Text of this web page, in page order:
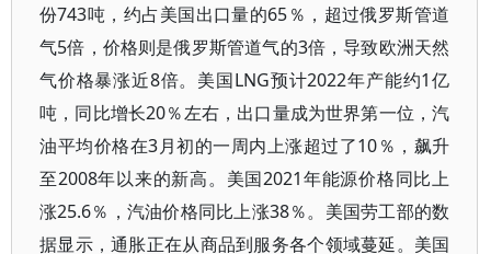
份743吨，约占美国出口量的65％，超过俄罗斯管道
气5倍，价格则是俄罗斯管道气的3倍，导致欧洲天然
气价格暴涨近8倍。美国LNG预计2022年产能约1亿
吨，同比增长20％左右，出口量成为世界第一位，汽
油平均价格在3月初的一周内上涨超过了10％，飙升
至2008年以来的新高。美国2021年能源价格同比上
涨25.6％，汽油价格同比上涨38％。美国劳工部的数
据显示，通胀正在从商品到服务各个领域蔓延。美国